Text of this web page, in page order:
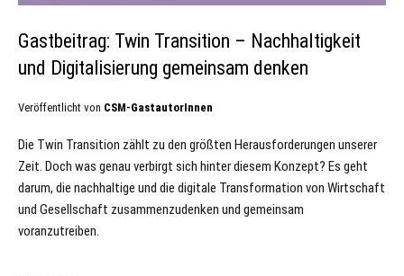
Gastbeitrag: Twin Transition – Nachhaltigkeit
und Digitalisierung gemeinsam denken
Veröffentlicht von CSM-GastautorInnen
Die Twin Transition zählt zu den größten Herausforderungen unserer
Zeit. Doch was genau verbirgt sich hinter diesem Konzept? Es geht
darum, die nachhaltige und die digitale Transformation von Wirtschaft
und Gesellschaft zusammenzudenken und gemeinsam
voranzutreiben.